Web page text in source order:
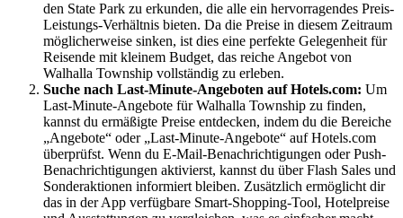
den State Park zu erkunden, die alle ein hervorragendes Preis-
Leistungs-Verhältnis bieten. Da die Preise in diesem Zeitraum
möglicherweise sinken, ist dies eine perfekte Gelegenheit für
Reisende mit kleinem Budget, das reiche Angebot von
Walhalla Township vollständig zu erleben.
Suche nach Last-Minute-Angeboten auf Hotels.com: Um
Last-Minute-Angebote für Walhalla Township zu finden,
kannst du ermäßigte Preise entdecken, indem du die Bereiche
„Angebote“ oder „Last-Minute-Angebote“ auf Hotels.com
überprüfst. Wenn du E-Mail-Benachrichtigungen oder Push-
Benachrichtigungen aktivierst, kannst du über Flash Sales und
Sonderaktionen informiert bleiben. Zusätzlich ermöglicht dir
das in der App verfügbare Smart-Shopping-Tool, Hotelpreise